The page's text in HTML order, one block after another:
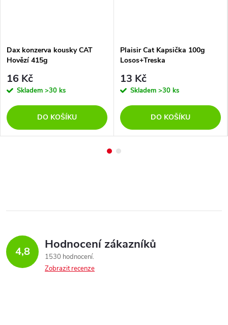
Dax konzerva kousky CAT
Hovězí 415g
16 Kč
Skladem >30 ks
DO KOŠÍKU
Plaisir Cat Kapsička 100g
Losos+Treska
13 Kč
Skladem >30 ks
DO KOŠÍKU
4,8 Hodnocení zákazníků
1530 hodnocení
Zobrazit recenze